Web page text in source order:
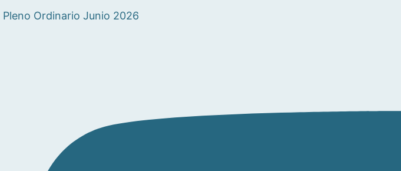
Pleno Ordinario Junio 2026